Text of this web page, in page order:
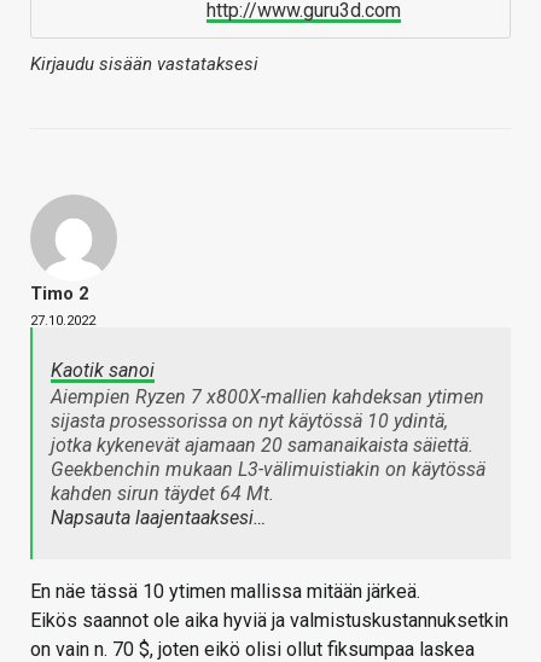
http://www.guru3d.com
Kirjaudu sisään vastataksesi
Timo 2
27.10.2022
Kaotik sanoi
Aiempien Ryzen 7 x800X-mallien kahdeksan ytimen
sijasta prosessorissa on nyt käytössä 10 ydintä,
jotka kykenevät ajamaan 20 samanaikaista säiettä.
Geekbenchin mukaan L3-välimuistiakin on käytössä
kahden sirun täydet 64 Mt.
Napsauta laajentaaksesi…
En näe tässä 10 ytimen mallissa mitään järkeä.
Eikös saannot ole aika hyviä ja valmistuskustannuksetkin
on vain n. 70 $, joten eikö olisi ollut fiksumpaa laskea